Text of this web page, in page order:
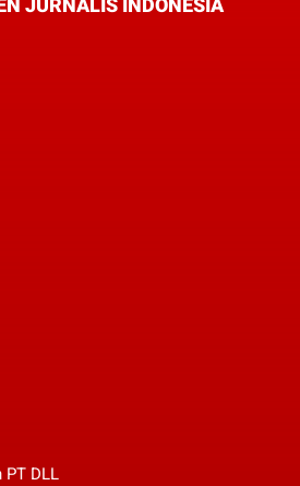
JURNALIS INDONESIA
PT DLL